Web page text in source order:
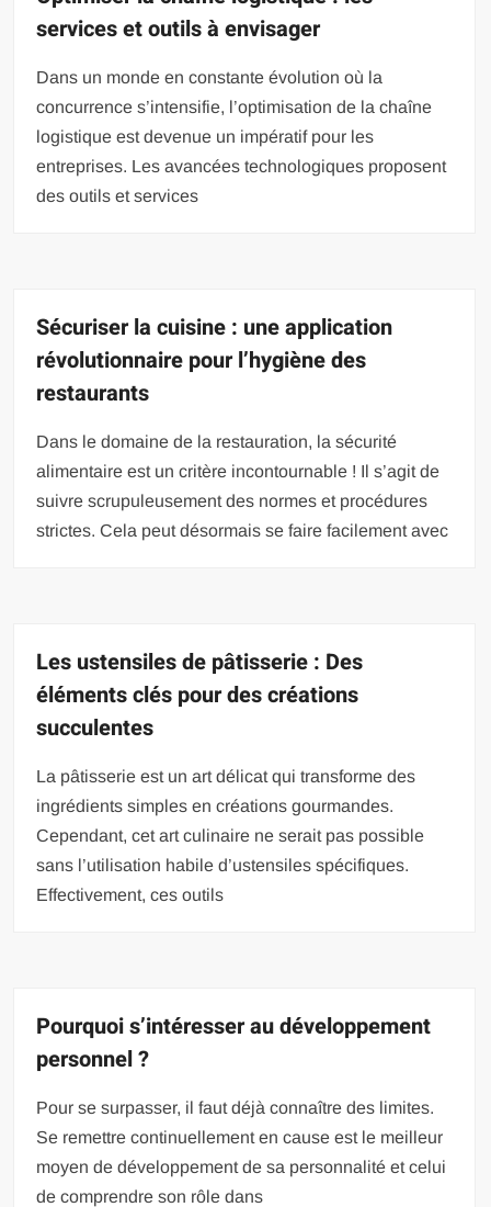
services et outils à envisager
Dans un monde en constante évolution où la
concurrence s’intensifie, l’optimisation de la chaîne
logistique est devenue un impératif pour les
entreprises. Les avancées technologiques proposent
des outils et services
Sécuriser la cuisine : une application
révolutionnaire pour l’hygiène des
restaurants
Dans le domaine de la restauration, la sécurité
alimentaire est un critère incontournable ! Il s’agit de
suivre scrupuleusement des normes et procédures
strictes. Cela peut désormais se faire facilement avec
Les ustensiles de pâtisserie : Des
éléments clés pour des créations
succulentes
La pâtisserie est un art délicat qui transforme des
ingrédients simples en créations gourmandes.
Cependant, cet art culinaire ne serait pas possible
sans l’utilisation habile d’ustensiles spécifiques.
Effectivement, ces outils
Pourquoi s’intéresser au développement
personnel ?
Pour se surpasser, il faut déjà connaître des limites.
Se remettre continuellement en cause est le meilleur
moyen de développement de sa personnalité et celui
de comprendre son rôle dans